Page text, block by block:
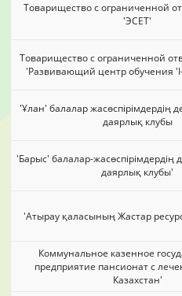
Товарищество с ограниченной
'ЭСЕТ'
Товарищество с ограниченной
'Развивающий центр обучения 'I-
'Ұлан' балалар жасөспірімдердің
даярлық клубы
'Барыс' балалар-
даярлық клубы'
'Атырау қаласының Жастар
Коммунальное казенное
предприятие пансионат с
Казахстан'